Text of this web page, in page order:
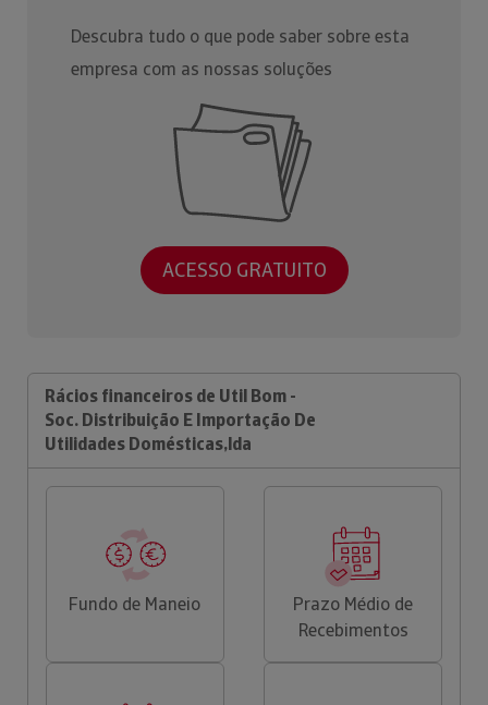
Descubra tudo o que pode saber sobre esta
empresa com as nossas soluções
ACESSO GRATUITO
Rácios financeiros de Util Bom -
Soc. Distribuição E Importação De
Utilidades Domésticas,lda
Fundo de Maneio
Prazo Médio de
Recebimentos